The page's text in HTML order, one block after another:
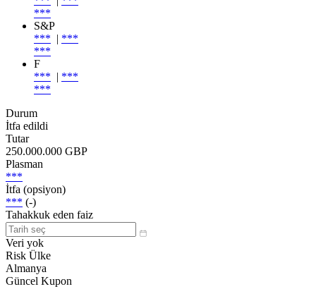
***
S&P
*** | ***
***
F
*** | ***
***
Durum
İtfa edildi
Tutar
250.000.000 GBP
Plasman
***
İtfa (opsiyon)
*** (-)
Tahakkuk eden faiz
Veri yok
Risk Ülke
Almanya
Güncel Kupon